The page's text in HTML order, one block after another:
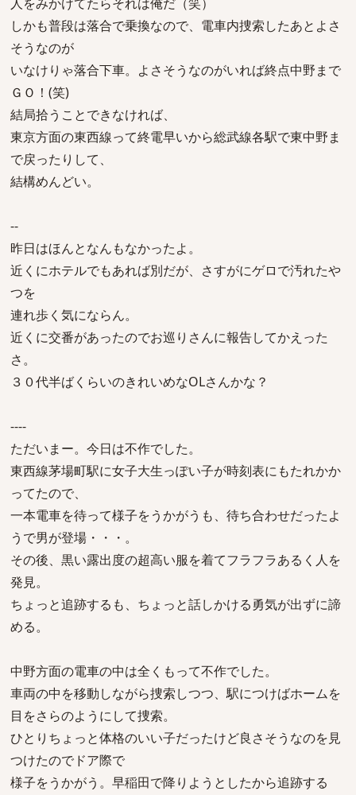
しかも普段は落合で乗換なので、電車内捜索したあとよさ
そうなのが
いなけりゃ落合下車。よさそうなのがいれば終点中野まで
ＧＯ！(笑)
結局拾うことできなければ、
東京方面の東西線って終電早いから総武線各駅で東中野ま
で戻ったりして、
結構めんどい。
--
昨日はほんとなんもなかったよ。
近くにホテルでもあれば別だが、さすがにゲロで汚れたや
つを
連れ歩く気にならん。
近くに交番があったのでお巡りさんに報告してかえった
さ。
３０代半ばくらいのきれいめなOLさんかな？
----
ただいまー。今日は不作でした。
東西線茅場町駅に女子大生っぽい子が時刻表にもたれかか
ってたので、
一本電車を待って様子をうかがうも、待ち合わせだったよ
うで男が登場・・・。
その後、黒い露出度の超高い服を着てフラフラあるく人を
発見。
ちょっと追跡するも、ちょっと話しかける勇気が出ずに諦
める。
中野方面の電車の中は全くもって不作でした。
車両の中を移動しながら捜索しつつ、駅につけばホームを
目をさらのようにして捜索。
ひとりちょっと体格のいい子だったけど良さそうなのを見
つけたのでドア際で
様子をうかがう。早稲田で降りようとしたから追跡する